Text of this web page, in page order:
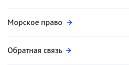
Морское право
Обратная связь